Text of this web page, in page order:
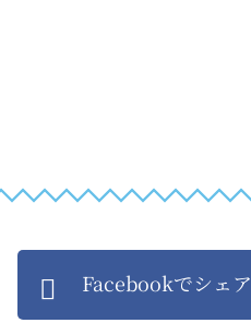
Facebookでシェア